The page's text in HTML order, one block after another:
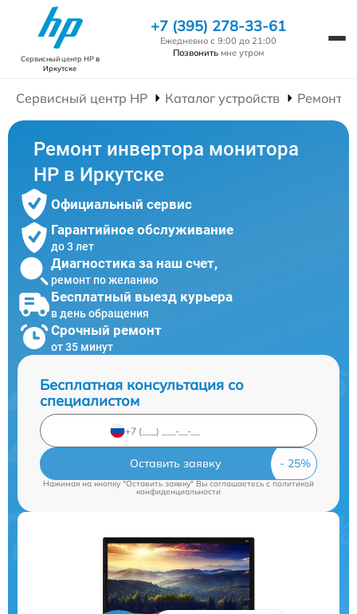
Сервисный центр HPв
Иркутске
+7 (395) 278-33-61
Ежедневно с 9:00 до 21:00
Позвонить мне утром
Сервисный центр HP Каталог устройств Ремонт
Ремонт инвертора монитора
HP в Иркутске
Официальный сервис
Гарантийное обслуживание
до 3 лет
Диагностика за наш счет,
ремонт по желанию
Бесплатный выезд курьера
в день обращения
Срочный ремонт
от 35 минут
Бесплатная консультация со
специалистом
Оставить заявку
Нажимая на кнопку "Оставить заявку" Вы соглашаетесь cполитикой
конфиденциальности